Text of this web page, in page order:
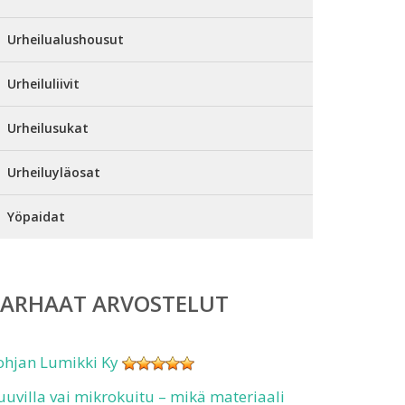
Urheilualushousut
Urheiluliivit
Urheilusukat
Urheiluyläosat
Yöpaidat
ARVOSTELUT
Lumikki Ky
vai mikrokuitu – mikä materiaali